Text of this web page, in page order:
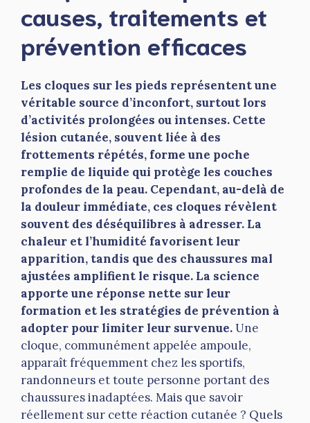
causes, traitements et
prévention efficaces
Les cloques sur les pieds représentent une
véritable source d’inconfort, surtout lors
d’activités prolongées ou intenses. Cette
lésion cutanée, souvent liée à des
frottements répétés, forme une poche
remplie de liquide qui protège les couches
profondes de la peau. Cependant, au-delà de
la douleur immédiate, ces cloques révèlent
souvent des déséquilibres à adresser. La
chaleur et l’humidité favorisent leur
apparition, tandis que des chaussures mal
ajustées amplifient le risque. La science
apporte une réponse nette sur leur
formation et les stratégies de prévention à
adopter pour limiter leur survenue.Une
cloque, communément appelée ampoule,
apparaît fréquemment chez les sportifs,
randonneurs et toute personne portant des
chaussures inadaptées. Mais que savoir
réellement sur cette réaction cutanée ? Quels